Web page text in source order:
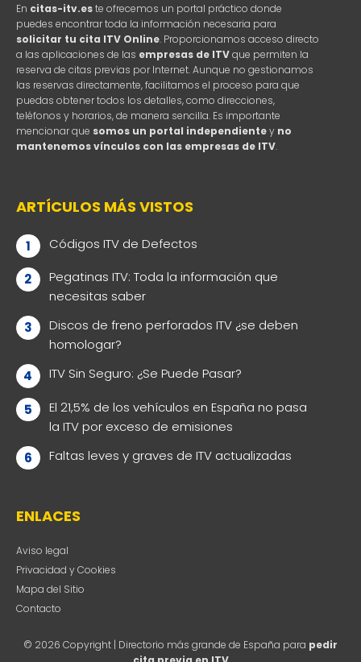
En citas-itv.este ofrecemos un portal práctico donde
puedes encontrar toda la información necesaria para
solicitar tu cita ITV Online. Proporcionamos acceso directo
a las aplicaciones de las empresas de ITVque permiten la
reserva de citas previas por Internet. Aunque no gestionamos
las reservas directamente, facilitamos el proceso para que
puedas obtener todos los detalles, como direcciones,
teléfonos y horarios, de manera sencilla. Es importante
mencionar que somos un portal independientey no
mantenemos vínculos con las empresas de ITV.
ARTÍCULOS MÁS VISTOS
Códigos ITV de Defectos
Pegatinas ITV: Toda la información que
necesitas saber
Discos de freno perforados ITV ¿se deben
homologar?
ITV Sin Seguro: ¿Se Puede Pasar?
El 21,5% de los vehículos en España no pasa
la ITV por exceso de emisiones
Faltas leves y graves de ITV actualizadas
ENLACES
Aviso legal
Privacidad y Cookies
Mapa del Sitio
Contacto
© 2026 Copyright | Directorio más grande de España para pedir